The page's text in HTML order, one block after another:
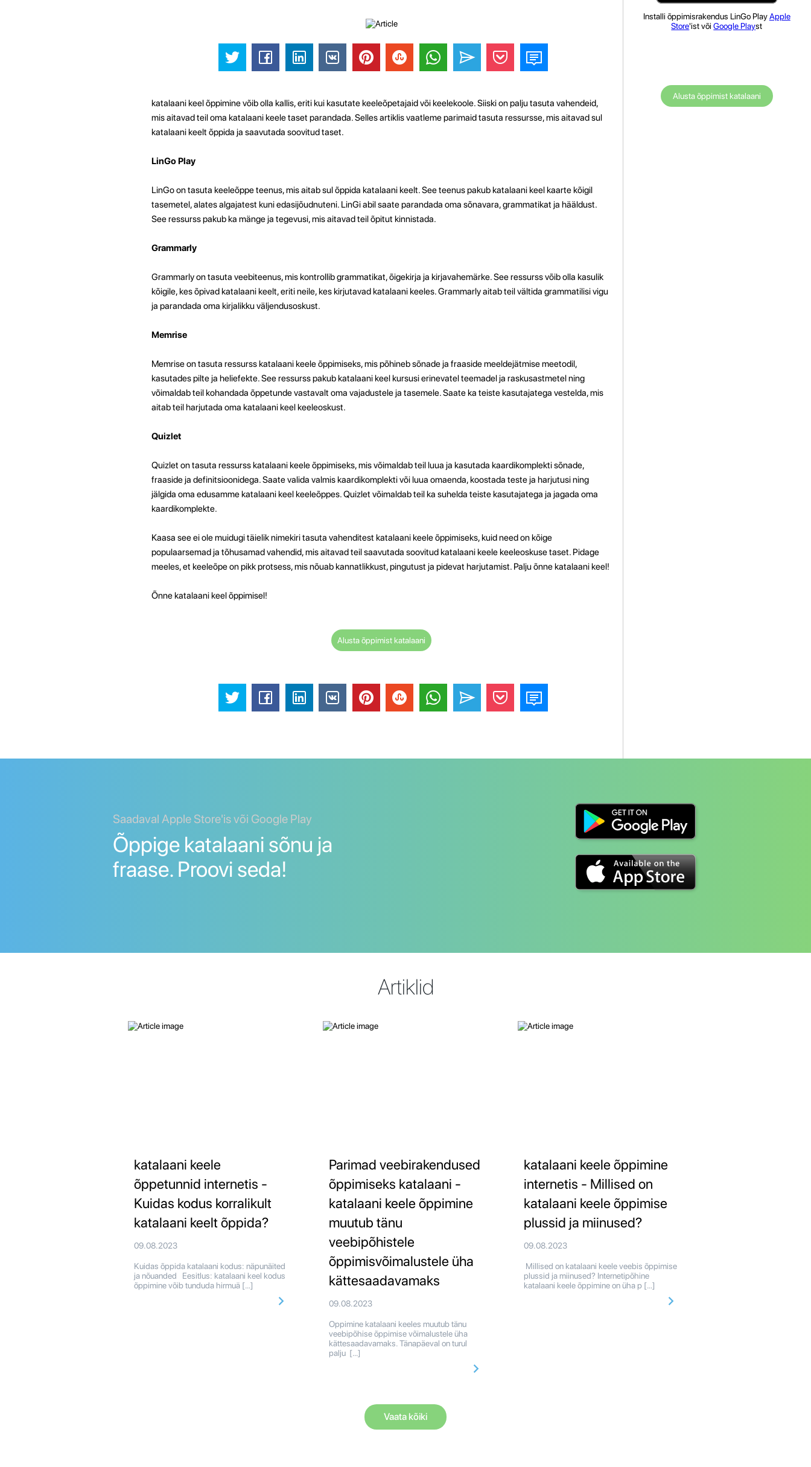
katalaani keel õppimine võib olla kallis, eriti kui kasutate keeleõpetajaid või keelekoole. Siiski on palju tasuta vahendeid,
mis aitavad teil oma katalaani keele taset parandada. Selles artiklis vaatleme parimaid tasuta ressursse, mis aitavad sul
katalaani keelt õppida ja saavutada soovitud taset.
LinGo Play
LinGo on tasuta keeleõppe teenus, mis aitab sul õppida katalaani keelt. See teenus pakub katalaani keel kaarte kõigil
tasemetel, alates algajatest kuni edasijõudnuteni. LinGi abil saate parandada oma sõnavara, grammatikat ja hääldust.
See ressurss pakub ka mänge ja tegevusi, mis aitavad teil õpitut kinnistada.
Grammarly
Grammarly on tasuta veebiteenus, mis kontrollib grammatikat, õigekirja ja kirjavahemärke. See ressurss võib olla kasulik
kõigile, kes õpivad katalaani keelt, eriti neile, kes kirjutavad katalaani keeles. Grammarly aitab teil vältida grammatilisi vigu
ja parandada oma kirjalikku väljendusoskust.
Memrise
Memrise on tasuta ressurss katalaani keele õppimiseks, mis põhineb sõnade ja fraaside meeldejätmise meetodil,
kasutades pilte ja heliefekte. See ressurss pakub katalaani keel kursusi erinevatel teemadel ja raskusastmetel ning
võimaldab teil kohandada õppetunde vastavalt oma vajadustele ja tasemele. Saate ka teiste kasutajatega vestelda, mis
aitab teil harjutada oma katalaani keel keeleoskust.
Quizlet
Quizlet on tasuta ressurss katalaani keele õppimiseks, mis võimaldab teil luua ja kasutada kaardikomplekti sõnade,
fraaside ja definitsioonidega. Saate valida valmis kaardikomplekti või luua omaenda, koostada teste ja harjutusi ning
jälgida oma edusamme katalaani keel keeleõppes. Quizlet võimaldab teil ka suhelda teiste kasutajatega ja jagada oma
kaardikomplekte.
Kaasa see ei ole muidugi täielik nimekiri tasuta vahenditest katalaani keele õppimiseks, kuid need on kõige
populaarsemad ja tõhusamad vahendid, mis aitavad teil saavutada soovitud katalaani keele keeleoskuse taset. Pidage
meeles, et keeleõpe on pikk protsess, mis nõuab kannatlikkust, pingutust ja pidevat harjutamist. Palju õnne katalaani keel!
Õnne katalaani keel õppimisel!
Alusta õppimist katalaani
Installi õppimisrakendus LinGo PlayApple
Store'ist võiGoogle Playst
Alusta õppimist katalaani
Saadaval Apple Store'is või Google Play
Õppige katalaani sõnu ja
fraase. Proovi seda!
Artiklid
katalaani keele
õppetunnid internetis -
Kuidas kodus korralikult
katalaani keelt õppida?
09.08.2023
Kuidas õppida katalaani kodus: näpunäited
ja nõuanded Eesitlus: katalaani keel kodus
õppimine võib tunduda hirmuä […]
Parimad veebirakendused
õppimiseks katalaani -
katalaani keele õppimine
muutub tänu
veebipõhistele
õppimisvõimalustele üha
kättesaadavamaks
09.08.2023
Oppimine katalaani keeles muutub tänu
veebipõhise õppimise võimalustele üha
kättesaadavamaks. Tänapäeval on turul
palju […]
katalaani keele õppimine
internetis - Millised on
katalaani keele õppimise
plussid ja miinused?
09.08.2023
Millised on katalaani keele veebis õppimise
plussid ja miinused? Internetipõhine
katalaani keele õppimine on üha p […]
Vaata kõiki